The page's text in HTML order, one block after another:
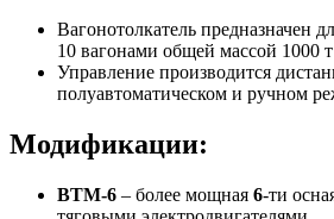
Вагонотолкатель предназначен
10 вагонами общей массой 1000 т
Управление производится
полуавтоматическом и ручном
Модификации:
ВТМ-6 – более мощная 6-ти